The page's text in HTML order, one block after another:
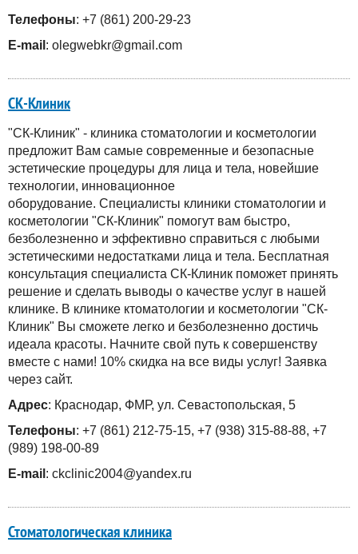
Телефоны: +7 (861) 200-29-23
E-mail : olegwebkr@gmail.com
СК-Клиник
"СК-Клиник" - клиника стоматологии и косметологии
предложит Вам самые современные и безопасные
эстетические процедуры для лица и тела, новейшие
технологии, инновационное
оборудование. Специалисты клиники стоматологии и
косметологии "СК-Клиник" помогут вам быстро,
безболезненно и эффективно справиться с любыми
эстетическими недостатками лица и тела. Бесплатная
консультация специалиста СК-Клиник поможет принять
решение и сделать выводы о качестве услуг в нашей
клинике. В клинике ктоматологии и косметологии "СК-
Клиник" Вы сможете легко и безболезненно достичь
идеала красоты. Начните свой путь к совершенству
вместе с нами! 10% скидка на все виды услуг! Заявка
через сайт.
Адрес: Краснодар, ФМР, ул. Севастопольская, 5
Телефоны: +7 (861) 212-75-15, +7 (938) 315-88-88, +7
(989) 198-00-89
E-mail : ckclinic2004@yandex.ru
Стоматологическая клиника